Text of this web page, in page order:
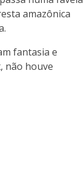
amazônica
fantasia e
não houve